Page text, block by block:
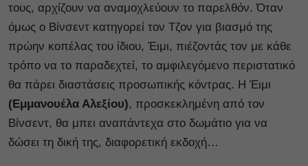
τους, αρχίζουν να αναμοχλεύουν το παρελθόν. Όταν
όμως ο Βίνσεντ κατηγορεί τον Τζον για βιασμό της
πρώην κοπέλας του ίδιου, Έιμι, πιέζοντάς τον με κάθε
τρόπο να το παραδεχτεί, το αμφιλεγόμενο περιστατικό
θα πάρει διαστάσεις προσωπικής κόντρας. H Έιμι
(Εμμανουέλα Αλεξίου), προσκεκλημένη από τον
Βίνσεντ, θα μπει αναπάντεχα στο δωμάτιο για να
δώσει τη δική της, διαφορετική εκδοχή…